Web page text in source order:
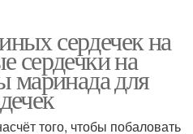
сердечек на
сердечки на
маринада для
того, чтобы побаловать